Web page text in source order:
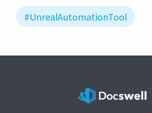
#UnrealAutomationTool